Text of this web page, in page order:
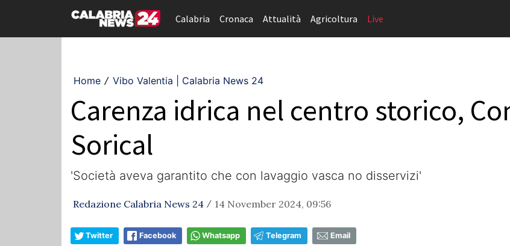
Calabria Cronaca Attualità Agricoltura Live
Home / Vibo Valentia | Calabria News 24
Carenza idrica nel centro storico,
Sorical
'Società aveva garantito che con lavaggio vasca no disservizi'
Redazione Calabria News 24 / 14 November 2024, 09:56
Twitter Facebook Whatsapp Telegram Email